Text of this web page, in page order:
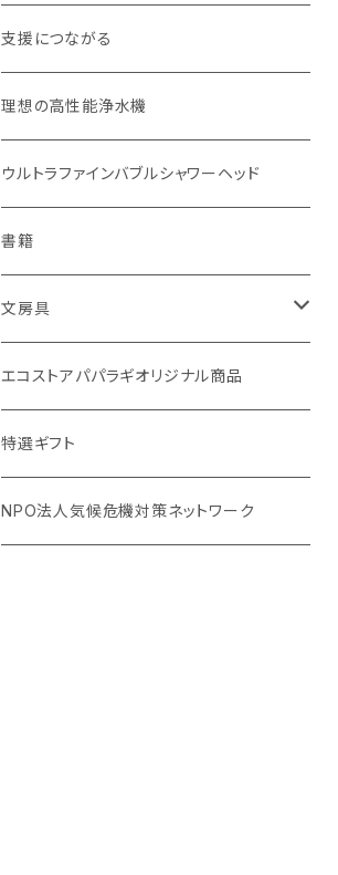
お弁当箱
無塗装カトラリー
マイボトル
Ecoffee Cup（環境にやさしい竹素材）
stojo(折り畳めて何度でも使用できるコ
ーヒーカップ)
オリーブウッド カッティングボード
調理用品
分づき米（定期便）
玄米（1回購入）
白米（1回購入）
分づき米（1回購入）
ヘアケア
スキンケア
リップバーム
国産シャンプーバー・コンディショナーバ
ー
国産シャンプーバー・コンディショナーバ
ー
オーラルケア
生分解性ソープ類・せっけん
アメニティー・バス用品
天然素材のブラシ、掃除道具
生理用品
虫除けグッズ
支援につながる
理想の高性能浄水機
ウルトラファインバブルシャワーヘッド
書籍
文房具
バナナペーパーグッズ
天然素材の消しゴム
エコストアパパラギオリジナル商品
特選ギフト
NPO法人気候危機対策ネットワーク